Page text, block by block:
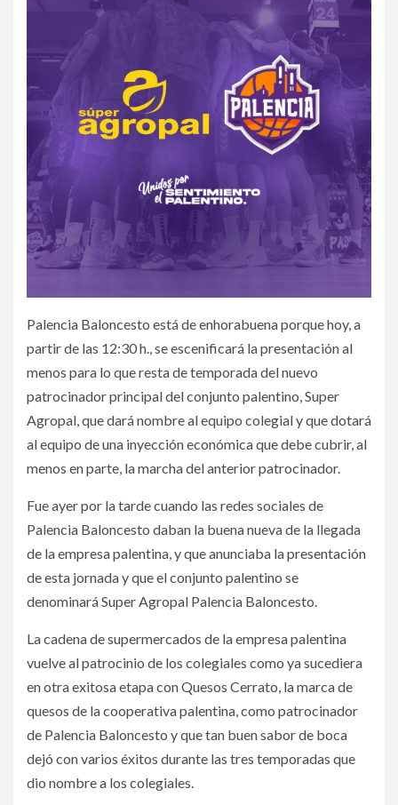
Palencia Baloncesto está de enhorabuena porque hoy, a
partir de las 12:30 h., se escenificará la presentación al
menos para lo que resta de temporada del nuevo
patrocinador principal del conjunto palentino, Super
Agropal, que dará nombre al equipo colegial y que dotará
al equipo de una inyección económica que debe cubrir, al
menos en parte, la marcha del anterior patrocinador.
Fue ayer por la tarde cuando las redes sociales de
Palencia Baloncesto daban la buena nueva de la llegada
de la empresa palentina, y que anunciaba la presentación
de esta jornada y que el conjunto palentino se
denominará Super Agropal Palencia Baloncesto.
La cadena de supermercados de la empresa palentina
vuelve al patrocinio de los colegiales como ya sucediera
en otra exitosa etapa con Quesos Cerrato, la marca de
quesos de la cooperativa palentina, como patrocinador
de Palencia Baloncesto y que tan buen sabor de boca
dejó con varios éxitos durante las tres temporadas que
dio nombre a los colegiales.